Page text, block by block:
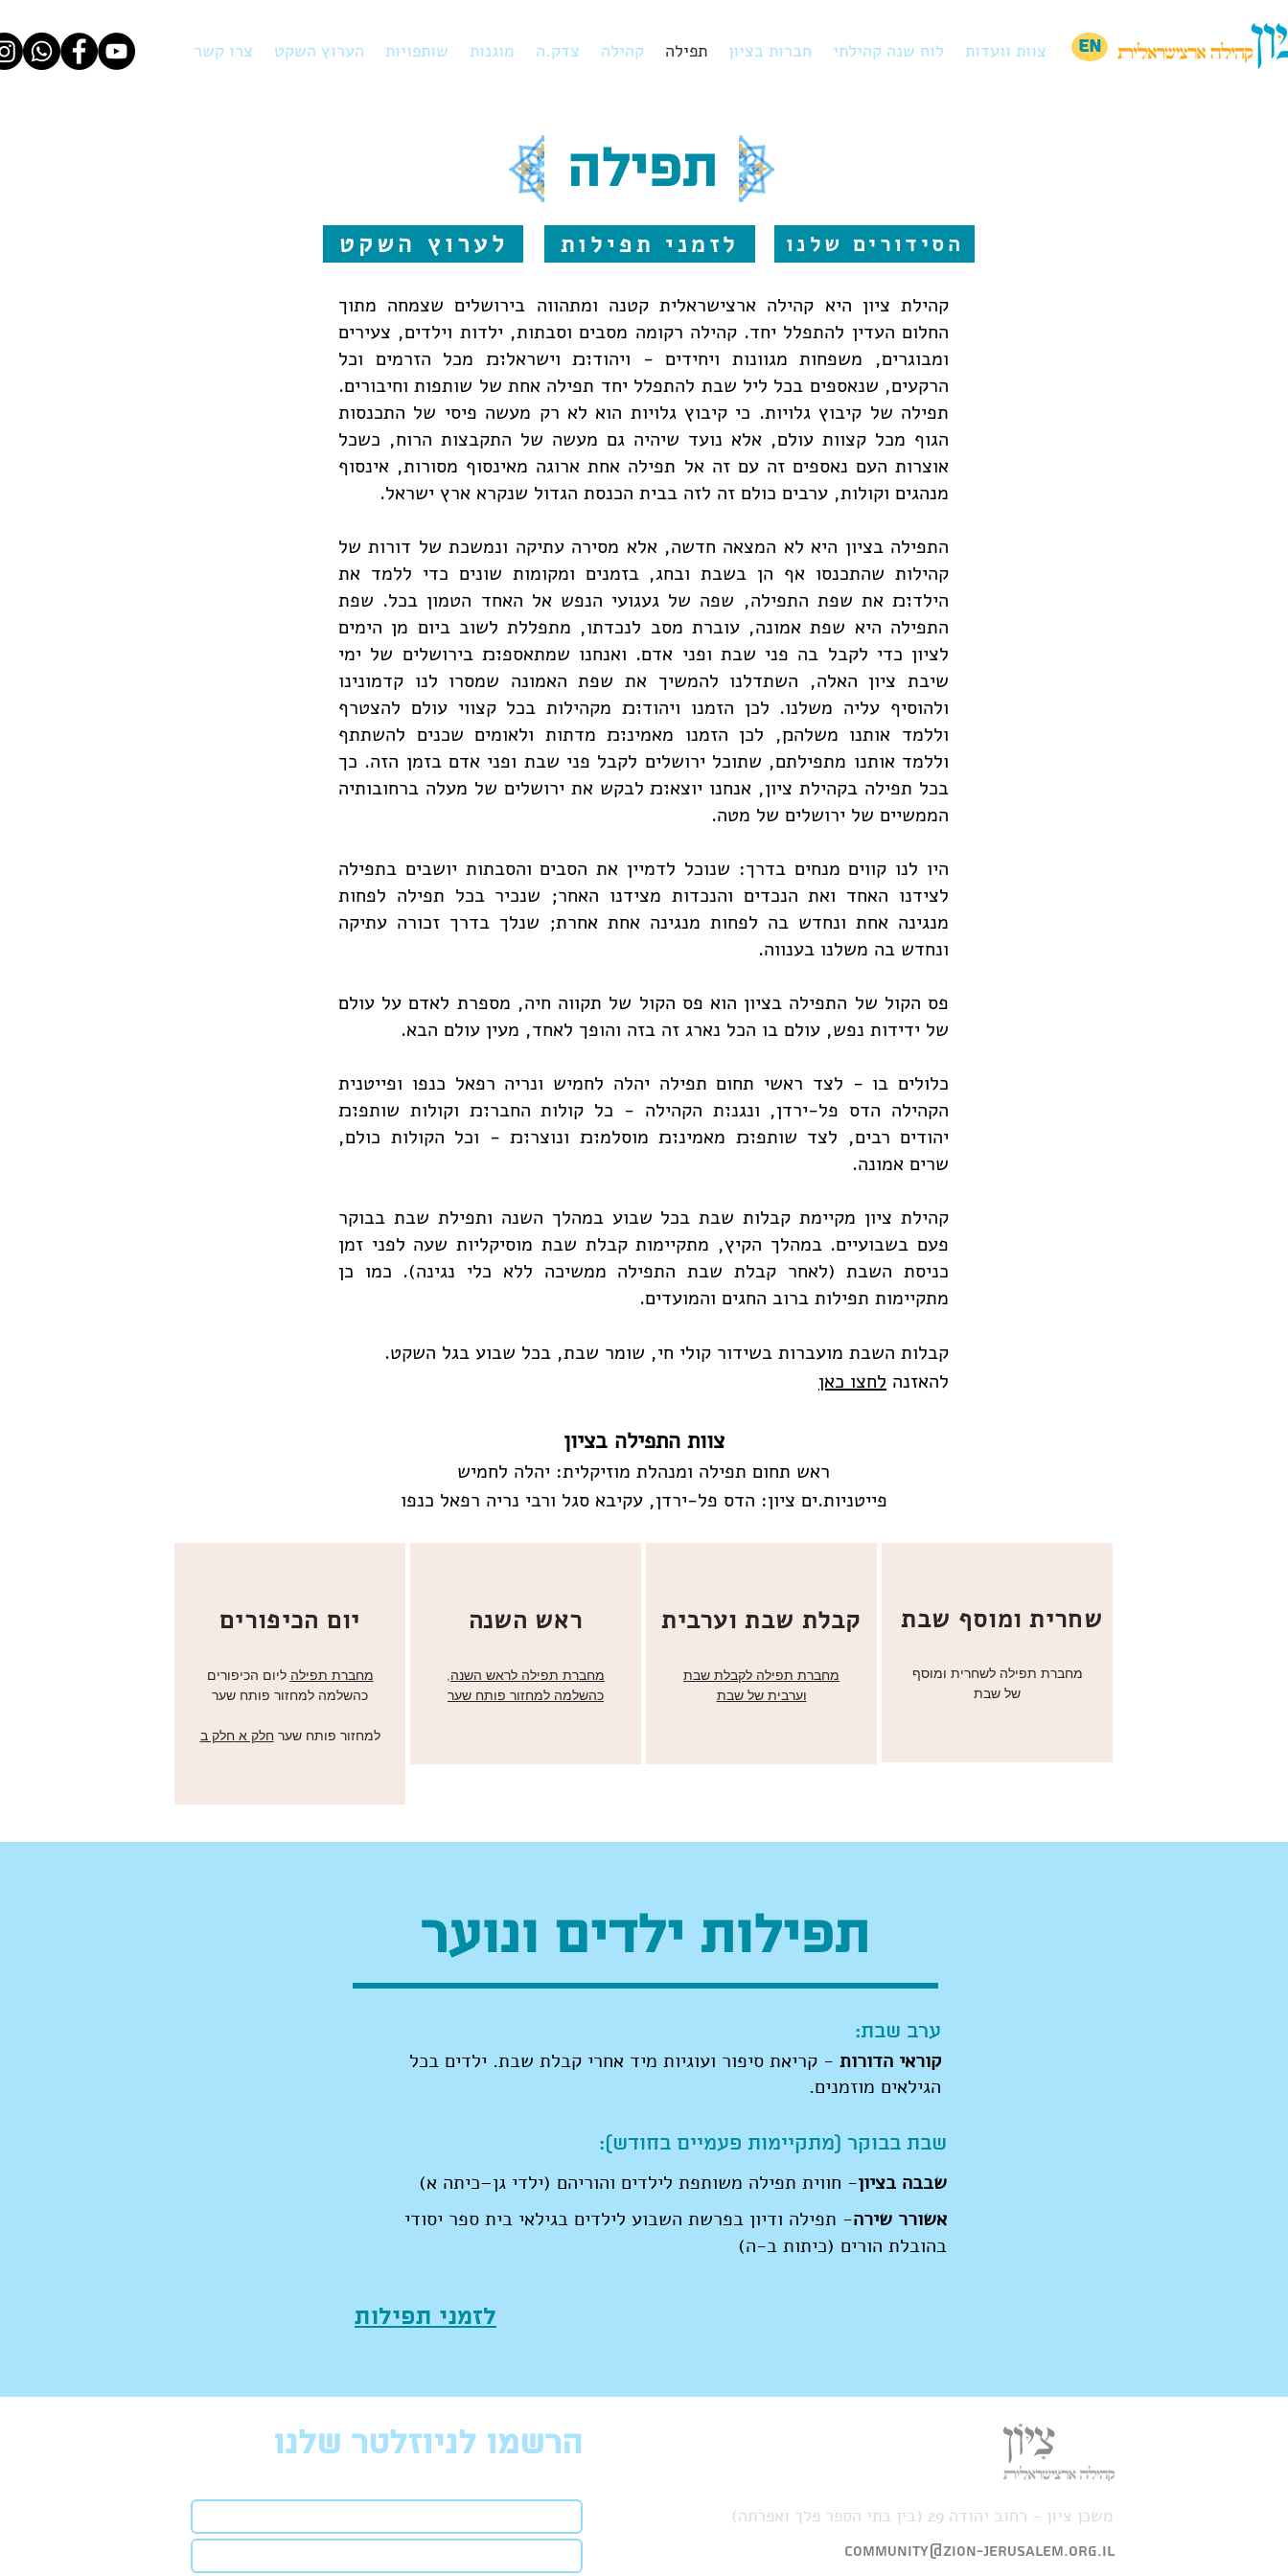
צוות וועדות לוח שנה קהילתי חברות בציון תפילה קהילה צדק.ה מוגנות שותפויות הערוץ השקט צרו קשר EN
תפילה
לערוץ השקט לזמני תפילות הסידורים שלנו
​קהילת ציון היא קהילה ארצישראלית קטנה ומתהווה בירושלים שצמחה מתוך
החלום העדין להתפלל יחד. קהילה רקומה מסבים וסבתות, ילדות וילדים, צעירים
ומבוגרים, משפחות מגוונות ויחידים - ויהוד׊׉ וישראל׊׉ מכל הזרמים וכל
הרקעים, שנאספים בכל ליל שבת להתפלל יחד תפילה אחת של שותפות וחיבורים.
תפילה של קיבוץ גלויות. כי קיבוץ גלויות הוא לא רק מעשה פיסי של התכנסות
הגוף מכל קצוות עולם, אלא נועד שיהיה גם מעשה של התקבצות הרוח, כשכל
אוצרות העם נאספים זה עם זה אל תפילה אחת ארוגה מאינסוף מסורות, אינסוף
מנהגים וקולות, ערבים כולם זה לזה בבית הכנסת הגדול שנקרא ארץ ישראל.
התפילה בציון היא לא המצאה חדשה, אלא מסירה עתיקה ונמשכת של דורות של
קהילות שהתכנסו אף הן בשבת ובחג, בזמנים ומקומות שונים כדי ללמד את
הילד׊׉ את שפת התפילה, שפה של געגועי הנפש אל האחד הטמון בכל. שפת
התפילה היא שפת אמונה, עוברת מסב לנכדתו, מתפללת לשוב ביום מן הימים
לציון כדי לקבל בה פני שבת ופני אדם. ואנחנו שמתאספ׊׉ בירושלים של ימי
שיבת ציון האלה, השתדלנו להמשיך את שפת האמונה שמסרו לנו קדמונינו
ולהוסיף עליה משלנו. לכן הזמנו ויהוד׊׉ מקהילות בכל קצווי עולם להצטרף
וללמד אותנו משלה׋, לכן הזמנו מאמינ׊׉ מדתות ולאומים שכנים להשתתף
וללמד אותנו מתפילתם, שתוכל ירושלים לקבל פני שבת ופני אדם בזמן הזה. כך
בכל תפילה בקהילת ציון, אנחנו יוצא׊׉ לבקש את ירושלים של מעלה ברחובותיה
הממשיים של ירושלים של מטה.
היו לנו קווים מנחים בדרך: שנוכל לדמיין את הסבים והסבתות יושבים בתפילה
לצידנו האחד ואת הנכדים והנכדות מצידנו האחר; שנכיר בכל תפילה לפחות
מנגינה אחת ונחדש בה לפחות מנגינה אחת אחרת; שנלך בדרך זכורה עתיקה
ונחדש בה משלנו בענווה.
פס הקול של התפילה בציון הוא פס הקול של תקווה חיה, מספרת לאדם על עולם
של ידידות נפש, עולם בו הכל נארג זה בזה והופך לאחד, מעין עולם הבא.
כלולים בו - לצד ראשי תחום תפילה יהלה לחמיש ונריה רפאל כנפו ופייטנית
הקהילה הדס פל-ירדן, ונגנ׊ת הקהילה - כל קולות החבר׊׉ וקולות שותפ׊׉
יהודים רבים, לצד שותפ׊׉ מאמינ׊׉ מוסלמ׊׉ ונוצר׊׉ - וכל הקולות כולם,
שרים אמונה.
קהילת ציון מקיימת קבלות שבת בכל שבוע במהלך השנה ותפילת שבת בבוקר
פעם בשבועיים. במהלך הקיץ, מתקיימות קבלת שבת מוסיקליות שעה לפני זמן
כניסת השבת (לאחר קבלת שבת התפילה ממשיכה ללא כלי נגינה). כמו כן
מתקיימות תפילות ברוב החגים והמועדים.
קבלות השבת מועברות בשידור קולי חי, שומר שבת, בכל שבוע בגל השקט.
להאזנה לחצו כאן
צוות התפילה בציון
ראש תחום תפילה ומנהלת מוזיקלית: יהלה לחמיש
פייטניות.ים ציון: הדס פל-ירדן, עקיבא סגל ורבי נריה רפאל כנפו
יום הכיפורים
מחברת תפילה ליום הכיפורים
כהשלמה למחזור פותח שער
למחזור פותח שער חלק א חלק ב
ראש השנה
מחברת תפילה לראש השנה,
כהשלמה למחזור פותח שער
קבלת שבת וערבית
מחברת תפילה לקבלת שבת
וערבית של שבת
שחרית ומוסף שבת
מחברת תפילה לשחרית ומוסף
של שבת
תפילות ילדים ונוער
ערב שבת:
קוראי הדורות - קריאת סיפור ועוגיות מיד אחרי קבלת שבת. ילדים בכל
הגילאים מוזמנים.
שבת בבוקר (מתקיימות פעמיים בחודש):
שבבה בציון- חווית תפילה משותפת לילדים והוריהם (ילדי גן–כיתה א)
אשורר שירה- תפילה ודיון בפרשת השבוע לילדים בגילאי בית ספר יסודי
בהובלת הורים (כיתות ב-ה)
לזמני תפילות
הרשמו לניוזלטר שלנו
משכן ציון - רחוב יהודה 29 (בין בתי הספר פלך ואפרתה)
community@zion-jerusalem.org.il